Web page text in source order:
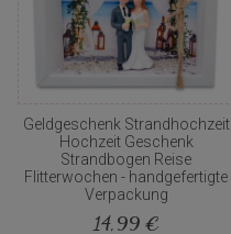
Geldgeschenk Strandhochzeit
Hochzeit Geschenk
Strandbogen Reise
Flitterwochen - handgefertigte
Verpackung
14,99 €